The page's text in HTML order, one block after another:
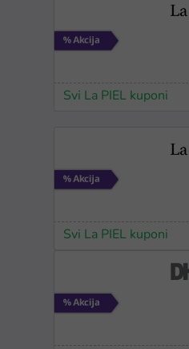
Svi La PIEL kuponi
Svi La PIEL kuponi